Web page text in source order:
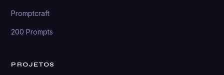
Promptcraft
200 Prompts
PROJETOS